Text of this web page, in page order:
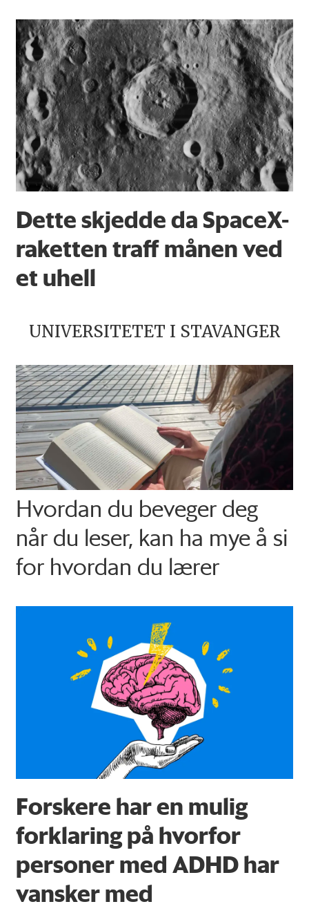
Dette skjedde da SpaceX-
raketten traff månen ved
et uhell
UNIVERSITETET I STAVANGER
Hvordan du beveger deg
når du leser, kan ha mye å si
for hvordan du lærer
Forskere har en mulig
forklaring på hvorfor
personer med ADHD har
vansker med